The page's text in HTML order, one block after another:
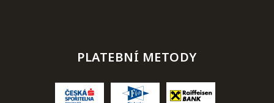
PLATEBNÍ METODY